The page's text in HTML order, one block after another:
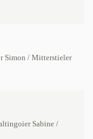
Simon / Mitterstieler
Sabine /